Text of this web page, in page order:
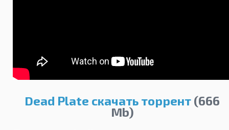
Dead Plate скачать торрент (666
Mb)